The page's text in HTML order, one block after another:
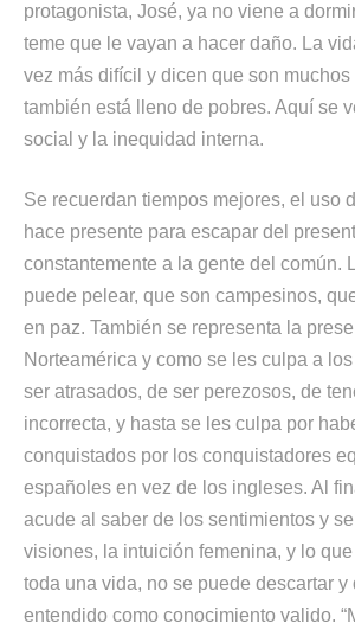
protagonista, José, ya no viene a
teme que le vayan a hacer daño. La
vez más difícil y dicen que son
también está lleno de pobres. Aquí se
social y la inequidad interna.
Se recuerdan tiempos mejores, el uso
hace presente para escapar del
constantemente a la gente del común.
puede pelear, que son campesinos,
en paz. También se representa la
Norteamérica y como se les culpa a
ser atrasados, de ser perezosos, de
incorrecta, y hasta se les culpa por
conquistados por los conquistadores
españoles en vez de los ingleses. Al
acude al saber de los sentimientos y
visiones, la intuición femenina, y lo
toda una vida, no se puede descartar y
entendido como conocimiento valido.